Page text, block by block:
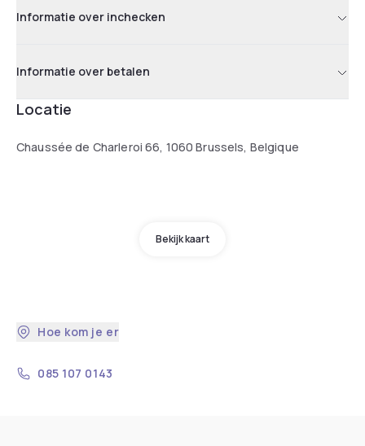
Informatie over inchecken
Informatie over betalen
Locatie
Chaussée de Charleroi 66, 1060 Brussels, Belgique
Bekijk kaart
Hoe kom je er
085 107 0143